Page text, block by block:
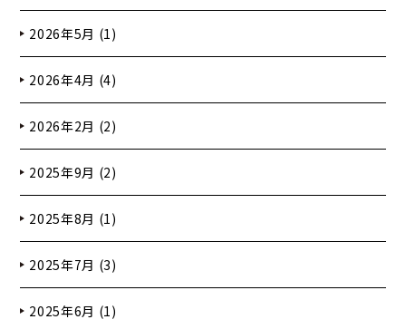
2026年5月 (1)
2026年4月 (4)
2026年2月 (2)
2025年9月 (2)
2025年8月 (1)
2025年7月 (3)
2025年6月 (1)